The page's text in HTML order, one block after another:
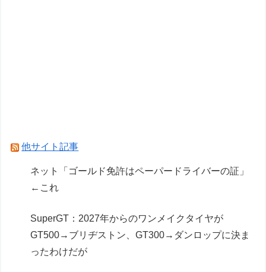
美プラ始めるとセリアダイソーキャンドゥが宝の
山に見えるな…
Powered by livedoor 相互RSS
他サイト記事
ネット「ゴールド免許はペーパードライバーの証」
←これ
SuperGT：2027年からのワンメイクタイヤが
GT500→ブリヂストン、GT300→ダンロップに決ま
ったわけだが